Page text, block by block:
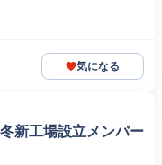
気になる
新工場設立メンバー